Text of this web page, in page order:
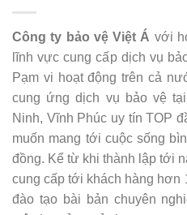
Công ty bảo vệ Việt Á với
lĩnh vực cung cấp dịch vụ
Pạm vi hoạt động trên cả
cung ứng dịch vụ bảo vệ
Ninh, Vĩnh Phúc uy tín TOP
muốn mang tới cuộc sống
đồng. Kể từ khi thành lập tới
cung cấp tới khách hàng
đào tạo bài bản chuyên